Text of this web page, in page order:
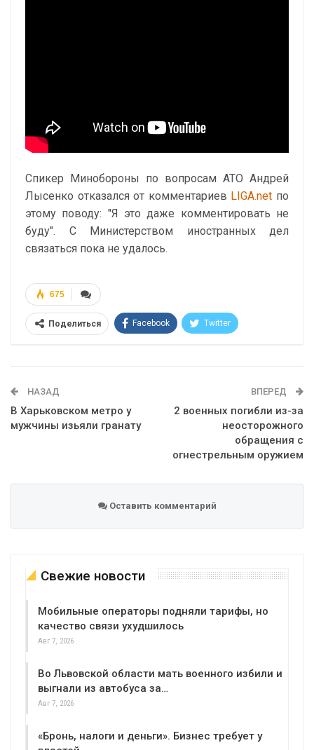
Спикер Минобороны по вопросам АТО Андрей
Лысенко отказался от комментариев LIGA.net по
этому поводу: "Я это даже комментировать не
буду". С Министерством иностранных дел
связаться пока не удалось.
675
Поделиться Facebook Twitter
НАЗАД
В Харьковском метро у
мужчины изьяли гранату
ВПЕРЕД
2 военных погибли из-за
неосторожного
обращения с
огнестрельным оружием
Оставить комментарий
Свежие новости
Мобильные операторы подняли тарифы, но
качество связи ухудшилось
Авг 7, 2026
Во Львовской области мать военного избили и
выгнали из автобуса за…
Авг 7, 2026
«Бронь, налоги и деньги». Бизнес требует у